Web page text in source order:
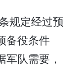
规定经过预
备役条件
队需要，